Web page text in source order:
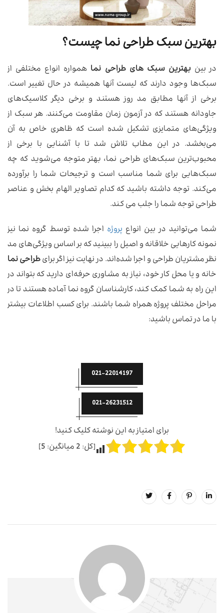
بهترین سبک طراحی نما چیست؟
در بین بهترین سبک های طراحی نما همواره انواع مختلفی از
سبک‌ها وجود دارند که لیست آنها همیشه در حال تغییر است.
برخی از آنها مطابق مد روز هستند و برخی دیگر کلاسیک‌های
جاودانه هستند که در آزمون زمان مقاومت می‌کنند. هر سبک از
ویژگی‌های متمایزی تشکیل شده است که ظاهری خاص به آن
می‌بخشد. در این مطاب تلاش شد تا با آشنایی با برخی از
محبوب‌ترین سبک‌های طراحی نما، بهتر متوجه می‌شوید که چه
سبک‌هایی برای شما مناسب است و ترجیحات شما را برآورده
می‌کند. توجه داشته باشید که کدام تصاویر الهام بخش و عناصر
طراحی توجه شما را جلب می کند.
شما می‌توانید در بین انواع پروژه اجرا شده توسط گروه نما نیز
نمونه کارهایی خلاقانه و اصیل را ببینید که بر اساس ویژگی‌های مد
نظر مشتریان طراحی و اجرا شده‌اند. در نهایت نیز اگر برایطراحی نما
خانه و یا محل کار خود، نیاز به مشاوری حرفه‌ای دارید که بتواند در
این راه به شما کمک کند، کارشناسان گروه نما آماده هستند تا در
مراحل مختلف پروژه همراه شما باشند. برای کسب اطلاعات بیشتر
با ما در تماس باشید:
021-22014197
021-26231512
برای امتیاز به این نوشته کلیک کنید!
[کل:2میانگین:5
]